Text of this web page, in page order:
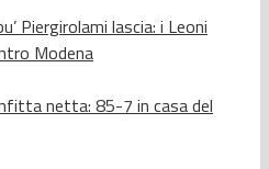
Piergirolami lascia: i Leoni
Modena
netta: 85-7 in casa del